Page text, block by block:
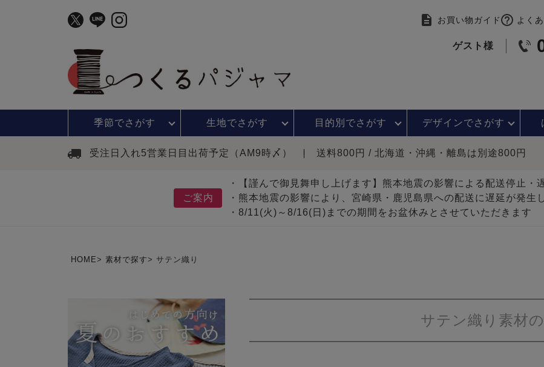
お買い物ガイド よく
ゲスト様
季節でさがす 生地でさがす 目的別でさがす デザインでさがす
受注日入れ5営業日目出荷予定（AM9時〆） 送料800円 / 北海道・沖縄・離島は別途800円
ご案内
・【謹んで御見舞申し上げます】熊本地震の影響による配送停止
・熊本地震の影響により、宮崎県・鹿児島県への配送に遅延が発生
・8/11(火)～8/16(日)までの期間をお盆休みとさせていただきます
HOME 素材で探す サテン織り
サテン織り素材